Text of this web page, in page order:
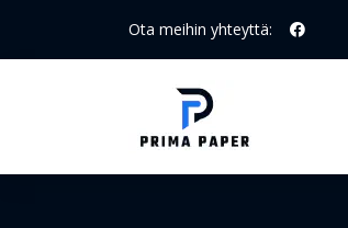
Ota meihin yhteyttä: